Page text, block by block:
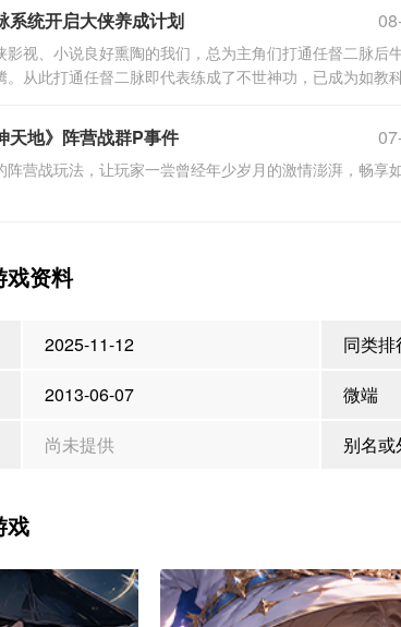
系统开启大侠养成计划
视、小说良好熏陶的我们，总为主角们打通任督二脉后
。从此打通任督二脉即代表练成了不世神功，已成为如教
天地》阵营战群P事件
阵营战玩法，让玩家一尝曾经年少岁月的激情澎湃，畅享
戏资料
2025-11-12 同类排
2013-06-07 微端
尚未提供 别名或
戏